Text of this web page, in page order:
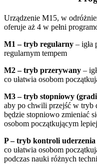
Urządzenie M15, w
oferuje aż 4 w pełni
M1 – tryb regularny – igła
regularnym tempem
M2 – tryb przerywany –
co ułatwia osobom
M3 – tryb stopniowy
aby po chwili przejść w tryb
będzie stopniowo zmieniać
osobom początkującym
P – tryb kontroli uderzenia
co ułatwia osobom
podczas nauki różnych